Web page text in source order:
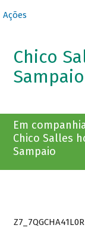
Ações
Chico
Em
Chico Salles
Sampaio